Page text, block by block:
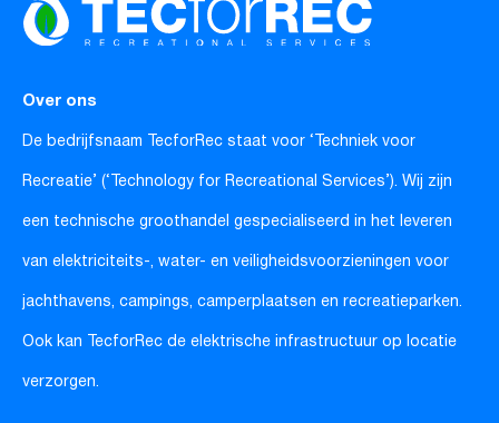
Over ons
De bedrijfsnaam TecforRec staat voor ‘Techniek voor
Recreatie’ (‘Technology for Recreational Services’). Wij zijn
een technische groothandel gespecialiseerd in het leveren
van elektriciteits-, water- en veiligheidsvoorzieningen voor
jachthavens, campings, camperplaatsen en recreatieparken.
Ook kan TecforRec de elektrische infrastructuur op locatie
verzorgen.